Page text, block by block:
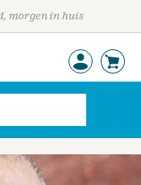
morgen in huis